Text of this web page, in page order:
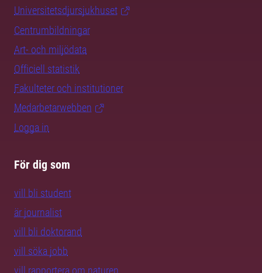
Universitetsdjursjukhuset
Centrumbildningar
Art- och miljödata
Officiell statistik
Fakulteter och institutioner
Medarbetarwebben
Logga in
För dig som
vill bli student
är journalist
vill bli doktorand
vill söka jobb
vill rapportera om naturen